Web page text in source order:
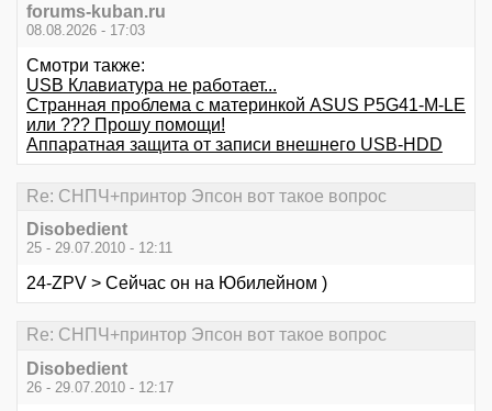
forums-kuban.ru
08.08.2026 - 17:03
Смотри также:
USB Клавиатура не работает...
Странная проблема с материнкой ASUS P5G41-M-LE
или ??? Прошу помощи!
Аппаратная защита от записи внешнего USB-HDD
Re: СНПЧ+принтор Эпсон вот такое вопрос
Disobedient
25 - 29.07.2010 - 12:11
24-ZPV > Сейчас он на Юбилейном )
Re: СНПЧ+принтор Эпсон вот такое вопрос
Disobedient
26 - 29.07.2010 - 12:17